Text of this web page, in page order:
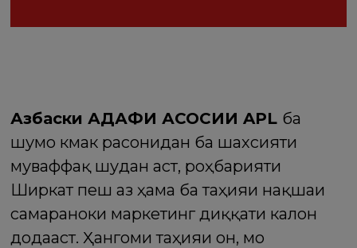
Азбаски ҲАДАФИ АСОСИИ APL ба
шумо кӯмак расонидан ба шахсияти
муваффақ шудан аст, роҳбарияти
Ширкат пеш аз ҳама ба таҳияи нақшаи
самараноки маркетинг диққати калон
додааст. Ҳангоми таҳияи он, мо